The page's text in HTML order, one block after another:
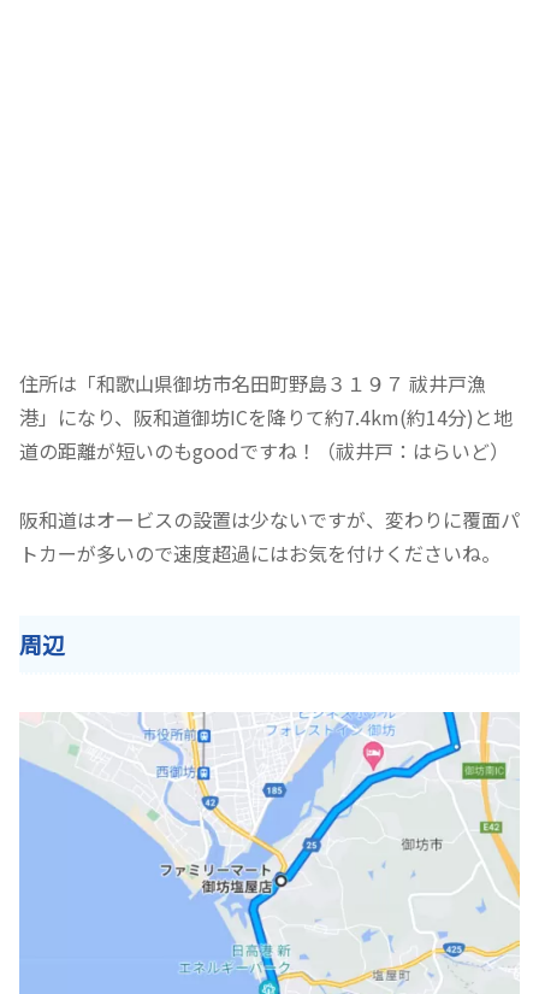
住所は「和歌山県御坊市名田町野島３１９７ 祓井戸漁
港」になり、阪和道御坊ICを降りて約7.4km(約14分)と地
道の距離が短いのもgoodですね！（祓井戸：はらいど）
阪和道はオービスの設置は少ないですが、変わりに覆面パ
トカーが多いので速度超過にはお気を付けくださいね。
周辺